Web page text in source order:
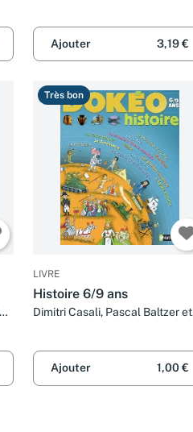
Ajouter 3,19 €
Très bon
LIVRE
Histoire 6/9 ans
Dimitri Casali, Pascal Baltzer et
Ajouter 1,00 €